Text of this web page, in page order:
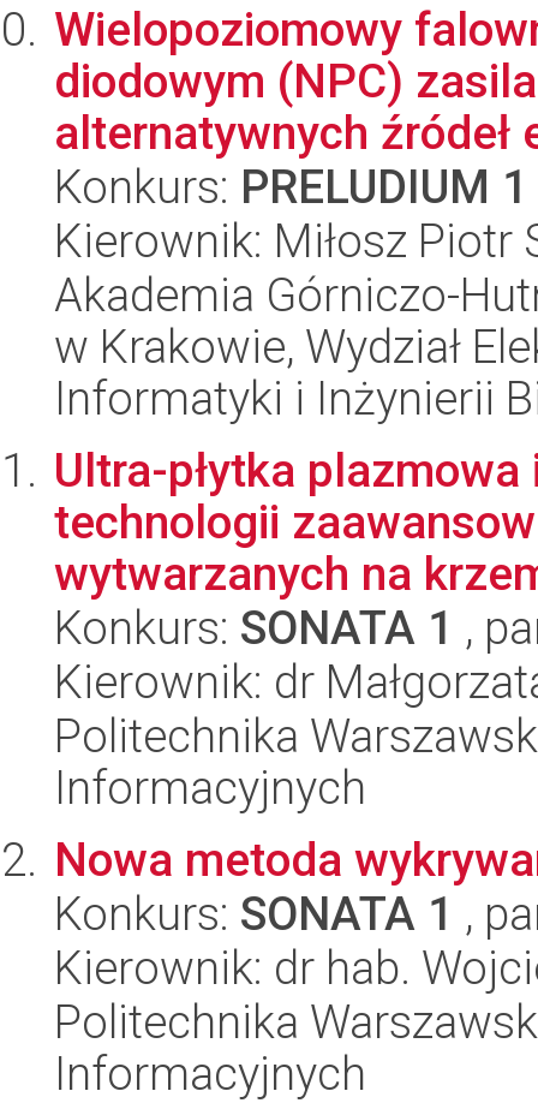
Wielopoziomowy
diodowym (NPC)
alternatywnych źródeł
Konkurs: PRELUDIUM 1
Kierownik: Miłosz Piotr
Akademia Górniczo-
w Krakowie, Wydział
Informatyki i Inżynierii
Ultra-płytka
technologii
wytwarzanych na
Konkurs: SONATA 1 ,
Kierownik: dr
Politechnika
Informacyjnych
Nowa metoda
Konkurs: SONATA 1 ,
Kierownik: dr hab.
Politechnika
Informacyjnych